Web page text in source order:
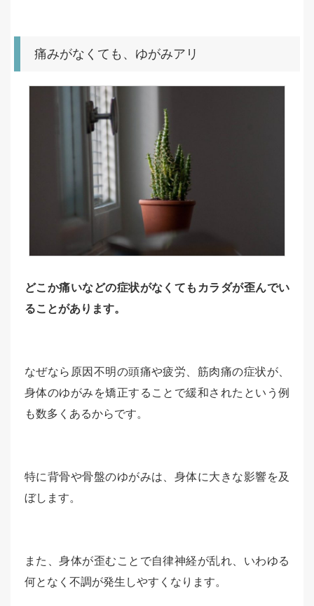
痛みがなくても、ゆがみアリ
どこか痛いなどの症状がなくてもカラダが歪んでい
ることがあります。
なぜなら原因不明の頭痛や疲労、筋肉痛の症状が、
身体のゆがみを矯正することで緩和されたという例
も数多くあるからです。
特に背骨や骨盤のゆがみは、身体に大きな影響を及
ぼします。
また、身体が歪むことで自律神経が乱れ、いわゆる
何となく不調が発生しやすくなります。